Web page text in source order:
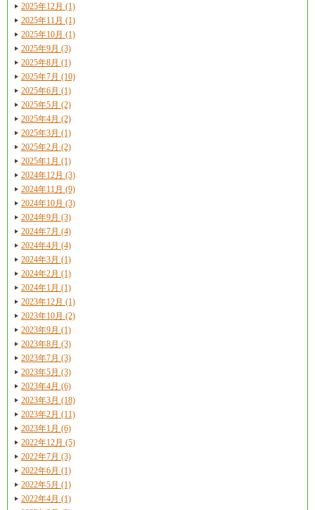
2025年12月 (1)
2025年11月 (1)
2025年10月 (1)
2025年9月 (3)
2025年8月 (1)
2025年7月 (10)
2025年6月 (1)
2025年5月 (2)
2025年4月 (2)
2025年3月 (1)
2025年2月 (2)
2025年1月 (1)
2024年12月 (3)
2024年11月 (9)
2024年10月 (3)
2024年9月 (3)
2024年7月 (4)
2024年4月 (4)
2024年3月 (1)
2024年2月 (1)
2024年1月 (1)
2023年12月 (1)
2023年10月 (2)
2023年9月 (1)
2023年8月 (3)
2023年7月 (3)
2023年5月 (3)
2023年4月 (6)
2023年3月 (18)
2023年2月 (11)
2023年1月 (6)
2022年12月 (5)
2022年7月 (3)
2022年6月 (1)
2022年5月 (1)
2022年4月 (1)